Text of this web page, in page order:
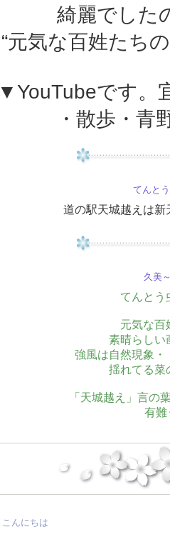
綺麗でした
“元気な百姓たち
▼YouTubeです。
・散歩・青
てんと
道の駅天城越えは新
久美
てんと
元気な百
素晴らしい
強風は自然現象・
揺れてる菜
「天城越え」言の
有難
こんにちは